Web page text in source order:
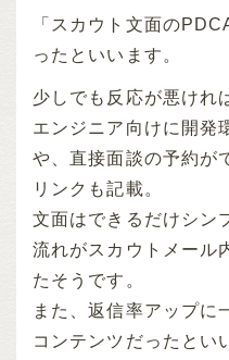
「スカウト文面の
ったといいます。
少しでも反応が悪けれ
エンジニア向けに開発
や、直接面談の予約が
リンクも記載。
文面はできるだけシン
流れがスカウトメール
たそうです。
また、返信率アップに
コンテンツだったとい